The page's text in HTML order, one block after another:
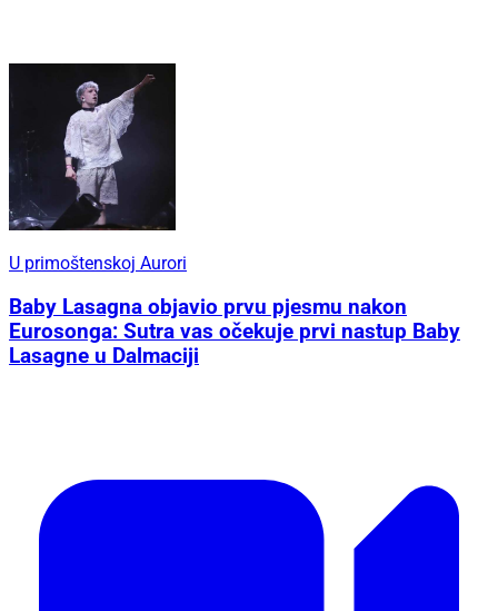
U primoštenskoj Aurori
Baby Lasagna objavio prvu pjesmu nakon
Eurosonga: Sutra vas očekuje prvi nastup Baby
Lasagne u Dalmaciji